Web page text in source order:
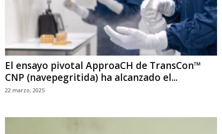
El ensayo pivotal ApproaCH de TransCon™
CNP (navepegritida) ha alcanzado el...
22 marzo, 2025